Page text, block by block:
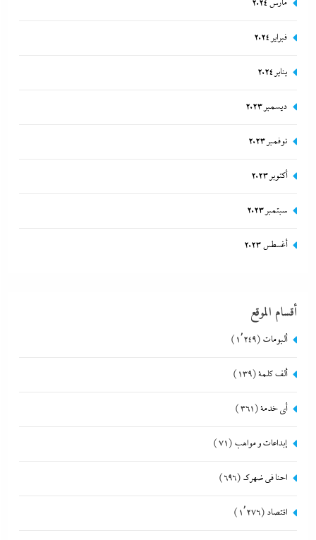
مارس 2024
فبراير 2024
يناير 2024
ديسمبر 2023
نوفمبر 2023
أكتوبر 2023
سبتمبر 2023
أغسطس 2023
أقسام الموقع
ألبومات (1٬249)
ألف كلمة(139)
أي خدمة(361)
إبداعات و مواهب (71)
احنا في ضهرك (696)
اقتصاد (1٬276)